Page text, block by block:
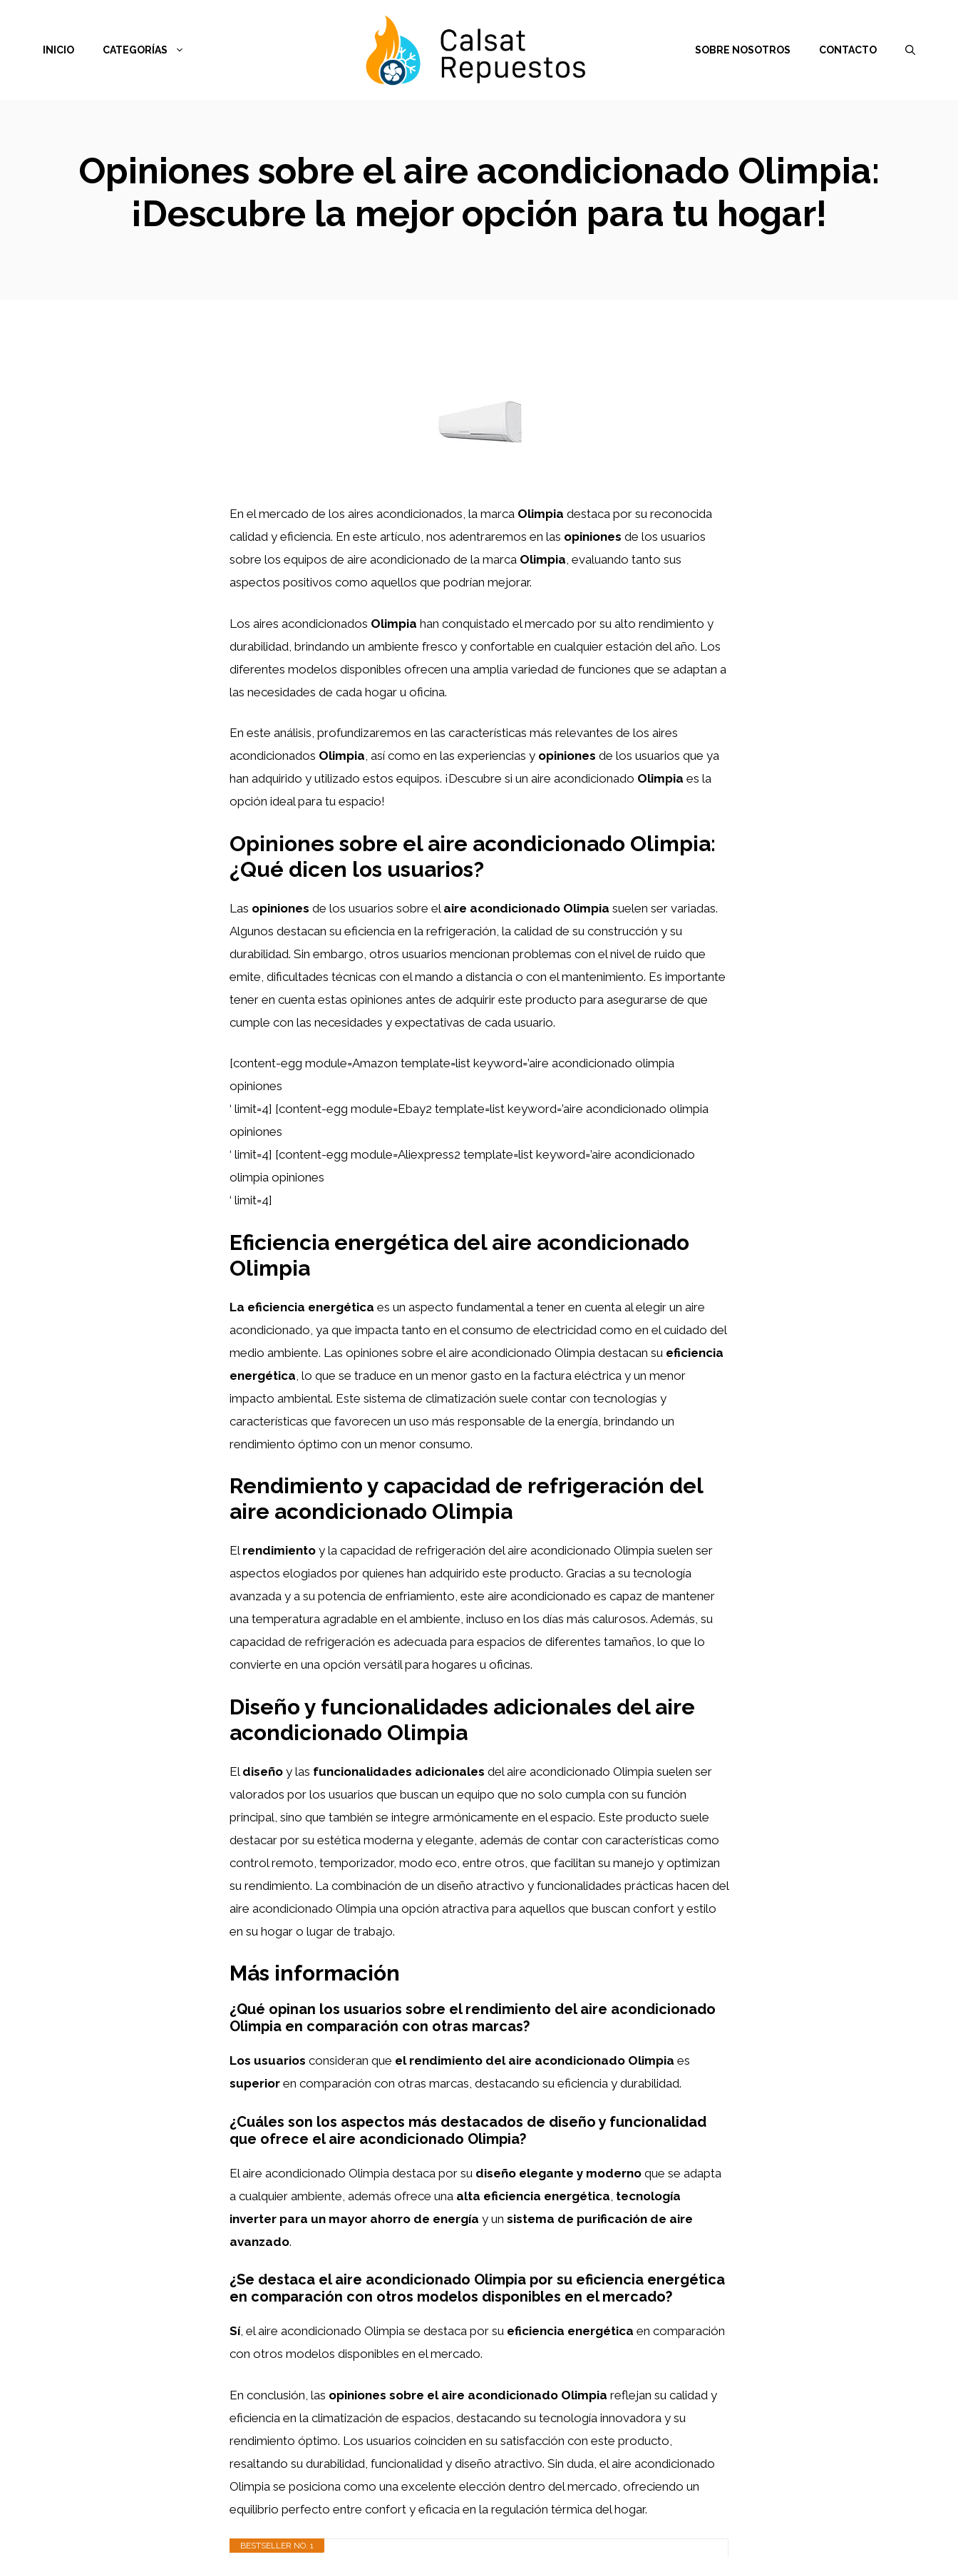
contenidoINICIO CATEGORÍAS SOBRE NOSOTROS CONTACTO
Opiniones sobre el aire acondicionado Olimpia:
¡Descubre la mejor opción para tu hogar!
En el mercado de los aires acondicionados, la marca Olimpia destaca por su reconocida
calidad y eficiencia. En este artículo, nos adentraremos en las opiniones de los usuarios
sobre los equipos de aire acondicionado de la marca Olimpia, evaluando tanto sus
aspectos positivos como aquellos que podrían mejorar.
Los aires acondicionados Olimpia han conquistado el mercado por su alto rendimiento y
durabilidad, brindando un ambiente fresco y confortable en cualquier estación del año. Los
diferentes modelos disponibles ofrecen una amplia variedad de funciones que se adaptan a
las necesidades de cada hogar u oficina.
En este análisis, profundizaremos en las características más relevantes de los aires
acondicionados Olimpia, así como en las experiencias y opiniones de los usuarios que ya
han adquirido y utilizado estos equipos. ¡Descubre si un aire acondicionado Olimpia es la
opción ideal para tu espacio!
Opiniones sobre el aire acondicionado Olimpia:
¿Qué dicen los usuarios?
Las opiniones de los usuarios sobre el aire acondicionado Olimpia suelen ser variadas.
Algunos destacan su eficiencia en la refrigeración, la calidad de su construcción y su
durabilidad. Sin embargo, otros usuarios mencionan problemas con el nivel de ruido que
emite, dificultades técnicas con el mando a distancia o con el mantenimiento. Es importante
tener en cuenta estas opiniones antes de adquirir este producto para asegurarse de que
cumple con las necesidades y expectativas de cada usuario.
[content-egg module=Amazon template=list keyword=’aire acondicionado olimpia
opiniones
‘ limit=4] [content-egg module=Ebay2 template=list keyword=’aire acondicionado olimpia
opiniones
‘ limit=4] [content-egg module=Aliexpress2 template=list keyword=’aire acondicionado
olimpia opiniones
‘ limit=4]
Eficiencia energética del aire acondicionado
Olimpia
La eficiencia energética es un aspecto fundamental a tener en cuenta al elegir un aire
acondicionado, ya que impacta tanto en el consumo de electricidad como en el cuidado del
medio ambiente. Las opiniones sobre el aire acondicionado Olimpia destacan su eficiencia
energética , lo que se traduce en un menor gasto en la factura eléctrica y un menor
impacto ambiental. Este sistema de climatización suele contar con tecnologías y
características que favorecen un uso más responsable de la energía, brindando un
rendimiento óptimo con un menor consumo.
Rendimiento y capacidad de refrigeración del
aire acondicionado Olimpia
El rendimiento y la capacidad de refrigeración del aire acondicionado Olimpia suelen ser
aspectos elogiados por quienes han adquirido este producto. Gracias a su tecnología
avanzada y a su potencia de enfriamiento, este aire acondicionado es capaz de mantener
una temperatura agradable en el ambiente, incluso en los días más calurosos. Además, su
capacidad de refrigeración es adecuada para espacios de diferentes tamaños, lo que lo
convierte en una opción versátil para hogares u oficinas.
Diseño y funcionalidades adicionales del aire
acondicionado Olimpia
El diseño y las funcionalidades adicionales del aire acondicionado Olimpia suelen ser
valorados por los usuarios que buscan un equipo que no solo cumpla con su función
principal, sino que también se integre armónicamente en el espacio. Este producto suele
destacar por su estética moderna y elegante, además de contar con características como
control remoto, temporizador, modo eco, entre otros, que facilitan su manejo y optimizan
su rendimiento. La combinación de un diseño atractivo y funcionalidades prácticas hacen del
aire acondicionado Olimpia una opción atractiva para aquellos que buscan confort y estilo
en su hogar o lugar de trabajo.
Más información
¿Qué opinan los usuarios sobre el rendimiento del aire acondicionado
Olimpia en comparación con otras marcas?
Los usuarios consideran que el rendimiento del aire acondicionado Olimpia es
superior en comparación con otras marcas, destacando su eficiencia y durabilidad.
¿Cuáles son los aspectos más destacados de diseño y funcionalidad
que ofrece el aire acondicionado Olimpia?
El aire acondicionado Olimpia destaca por su diseño elegante y moderno que se adapta
a cualquier ambiente, además ofrece una alta eficiencia energética tecnología
inverter para un mayor ahorro de energía y un sistema de purificación de aire
avanzado.
¿Se destaca el aire acondicionado Olimpia por su eficiencia energética
en comparación con otros modelos disponibles en el mercado?
Sí, el aire acondicionado Olimpia se destaca por su eficiencia energética en comparación
con otros modelos disponibles en el mercado.
En conclusión, las opiniones sobre el aire acondicionado Olimpia reflejan su calidad y
eficiencia en la climatización de espacios, destacando su tecnología innovadora y su
rendimiento óptimo. Los usuarios coinciden en su satisfacción con este producto,
resaltando su durabilidad, funcionalidad y diseño atractivo. Sin duda, el aire acondicionado
Olimpia se posiciona como una excelente elección dentro del mercado, ofreciendo un
equilibrio perfecto entre confort y eficacia en la regulación térmica del hogar.
BESTSELLER NO. 1